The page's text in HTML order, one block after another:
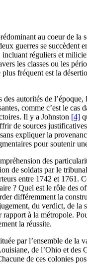
au coeur de
guerres se
réguliers et
les classes ou les
fréquent est la
autorités de
comme c’est le cas
Il y a Johnston [4]
de sources
expliquer la
pour soutenir
des
de soldats par le
entre 1742 et
? Quel est le rôle des
différemment la
du verdict, de
à la métropole.
la réussite.
par l’ensemble de
de l’Ohio et
de ces colonies